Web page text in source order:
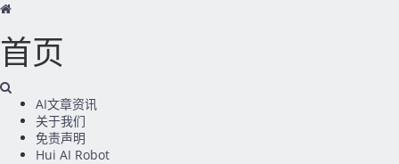
首页
AI文章资讯
关于我们
免责声明
Hui AI Robot